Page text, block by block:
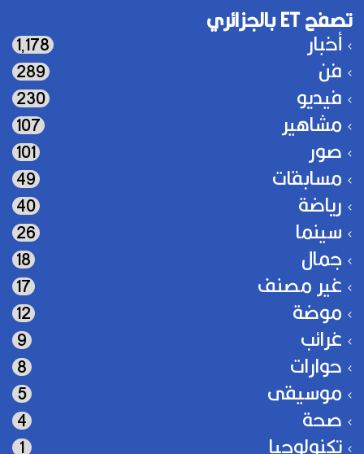
تصفح ET بالجزائري
أخبار 1٬178
فن 289
فيديو 230
مشاهير 107
صور 101
مسابقات 49
رياضة 40
سينما 26
جمال 18
غير مصنف 17
موضة 12
غرائب 9
حوارات 8
موسيقى 5
صحة 4
تكنولوجيا 1